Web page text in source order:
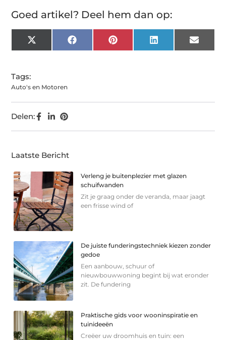
Goed artikel? Deel hem dan op:
X
(Twitter)
Facebook Pinterest LinkedIn Email
Tags:
Auto's en Motoren
Delen:
Laatste Bericht
Verleng je buitenplezier met glazen
schuifwanden
Zit je graag onder de veranda, maar jaagt
een frisse wind of
De juiste funderingstechniek kiezen zonder
gedoe
Een aanbouw, schuur of
nieuwbouwwoning begint bij wat eronder
zit. De fundering
Praktische gids voor wooninspiratie en
tuinideeën
Creëer uw droomhuis en tuin: een